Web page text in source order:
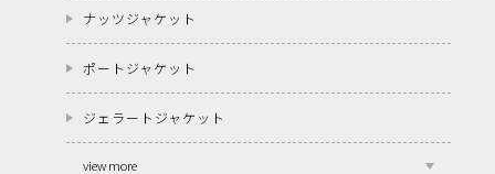
ナッツジャケット
ポートジャケット
ジェラートジャケット
view more